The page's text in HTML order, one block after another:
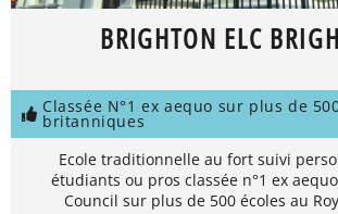
BRIGHTON ELC
Classée N°1 ex aequo sur plus de
britanniques
Ecole traditionnelle au fort suivi
étudiants ou pros classée n°1 ex
Council sur plus de 500 écoles au